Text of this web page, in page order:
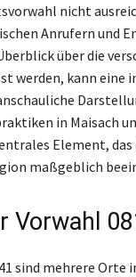
nicht
Anrufern und
über die
werden, kann eine
in Maisach
Element,
maßgeblich
Vorwahl
sind mehrere